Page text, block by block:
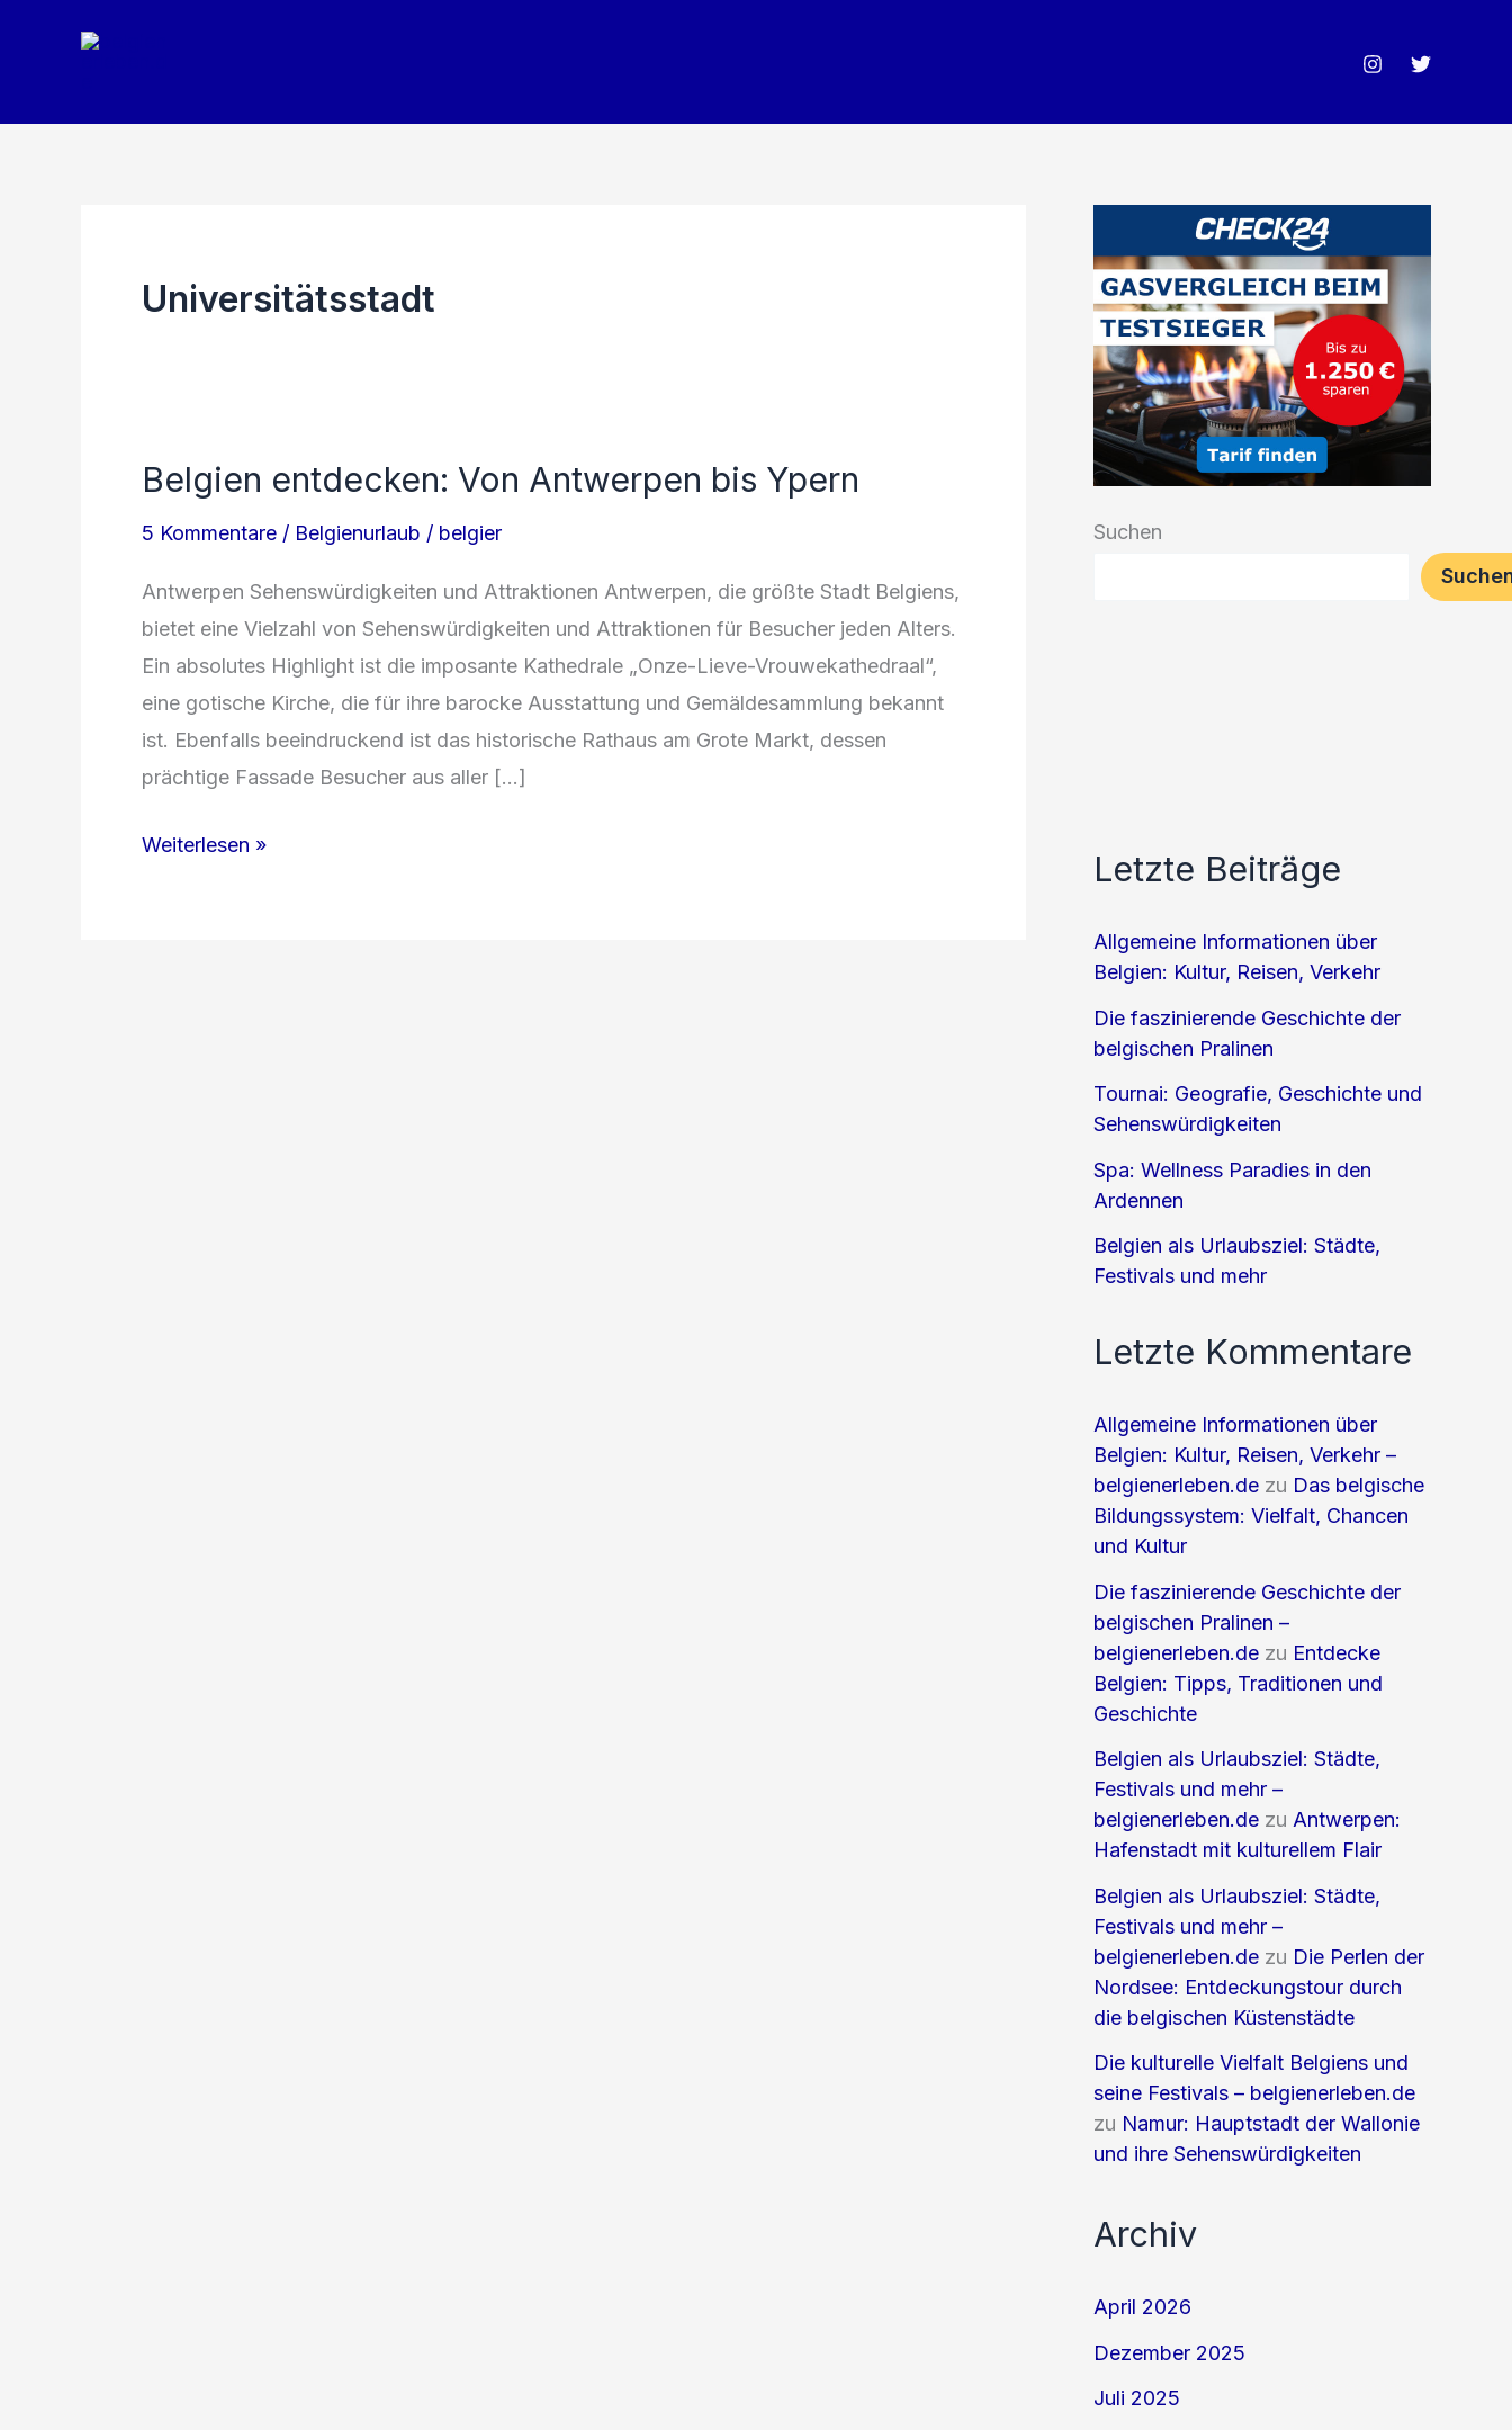
Universitätsstadt
Belgien entdecken: Von Antwerpen bis Ypern
5 Kommentare / Belgienurlaub / belgier
Antwerpen Sehenswürdigkeiten und Attraktionen Antwerpen, die größte Stadt Belgiens,
bietet eine Vielzahl von Sehenswürdigkeiten und Attraktionen für Besucher jeden Alters.
Ein absolutes Highlight ist die imposante Kathedrale „Onze-Lieve-Vrouwekathedraal“,
eine gotische Kirche, die für ihre barocke Ausstattung und Gemäldesammlung bekannt
ist. Ebenfalls beeindruckend ist das historische Rathaus am Grote Markt, dessen
prächtige Fassade Besucher aus aller […]
Belgien
Weiterlesen »
Suchen
Letzte Beiträge
Allgemeine Informationen über
Belgien: Kultur, Reisen, Verkehr
Die faszinierende Geschichte der
belgischen Pralinen
Tournai: Geografie, Geschichte und
Sehenswürdigkeiten
Spa: Wellness Paradies in den
Ardennen
Belgien als Urlaubsziel: Städte,
Festivals und mehr
Letzte Kommentare
Allgemeine Informationen über
Belgien: Kultur, Reisen, Verkehr –
belgienerleben.de zu Das belgische
Bildungssystem: Vielfalt, Chancen
und Kultur
Die faszinierende Geschichte der
belgischen Pralinen –
belgienerleben.de zu Entdecke
Belgien: Tipps, Traditionen und
Geschichte
Belgien als Urlaubsziel: Städte,
Festivals und mehr –
belgienerleben.de zu Antwerpen:
Hafenstadt mit kulturellem Flair
Belgien als Urlaubsziel: Städte,
Festivals und mehr –
belgienerleben.de zu Die Perlen der
Nordsee: Entdeckungstour durch
die belgischen Küstenstädte
Die kulturelle Vielfalt Belgiens und
seine Festivals – belgienerleben.de
zu Namur: Hauptstadt der Wallonie
und ihre Sehenswürdigkeiten
Archiv
April 2026
Dezember 2025
Juli 2025